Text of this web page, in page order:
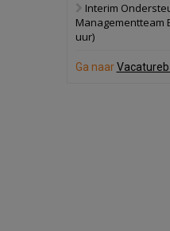
17 september 2026
Interim
Managementteam
uur)
Ga naar